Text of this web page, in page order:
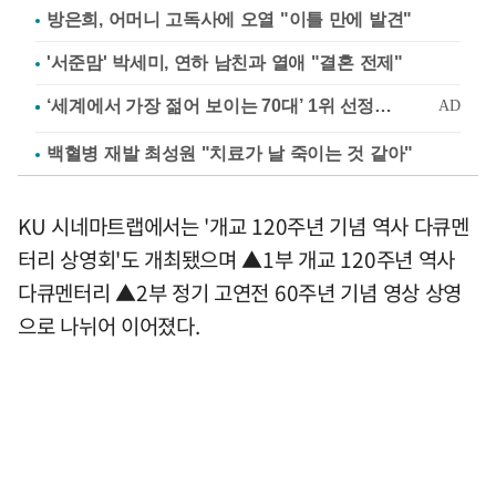
방은희, 어머니 고독사에 오열 "이틀 만에 발견"
'서준맘' 박세미, 연하 남친과 열애 "결혼 전제"
백혈병 재발 최성원 "치료가 날 죽이는 것 같아"
KU 시네마트랩에서는 '개교 120주년 기념 역사 다큐멘
터리 상영회'도 개최됐으며 ▲1부 개교 120주년 역사
다큐멘터리 ▲2부 정기 고연전 60주년 기념 영상 상영
으로 나뉘어 이어졌다.